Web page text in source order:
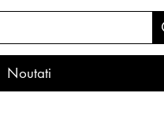
Noutati